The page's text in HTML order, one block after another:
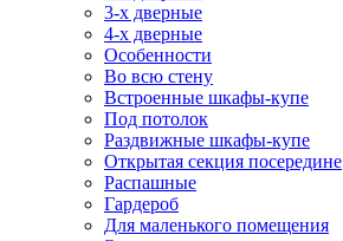
3-х дверные
4-х дверные
Особенности
Во всю стену
Встроенные шкафы-купе
Под потолок
Раздвижные шкафы-купе
Открытая секция посередине
Распашные
Гардероб
Для маленького помещения